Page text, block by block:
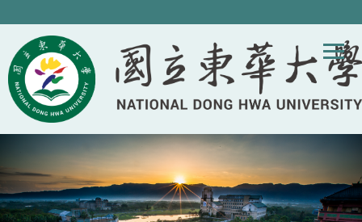
到
要
內
容